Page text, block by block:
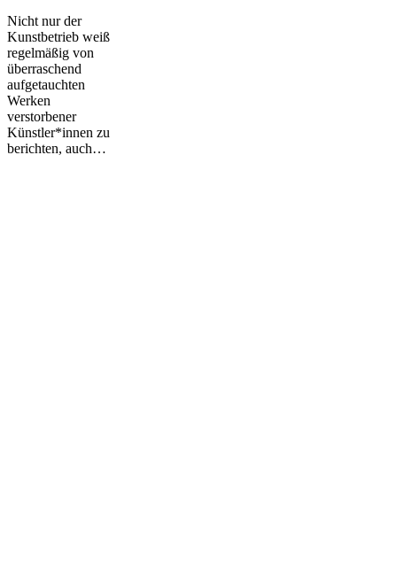
Gate
Nicht nur der
Kunstbetrieb weiß
regelmäßig von
überraschend
aufgetauchten
Werken
verstorbener
Künstler*innen zu
berichten, auch…